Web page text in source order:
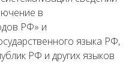
в
РФ» и
языка РФ,
РФ и других языков